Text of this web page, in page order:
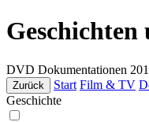
Geschichten
DVD Dokumentationen
Zurück Start Film & TV
Geschichte